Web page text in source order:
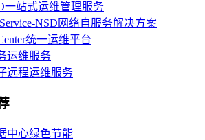
一站式运维管理服务
NSD网络自服务解决方案
统一运维平台
运维服务
远程运维服务
中心绿色节能